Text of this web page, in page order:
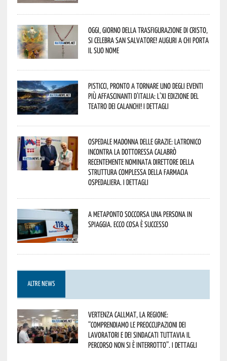
Oggi, giorno della Trasfigurazione di Cristo,
si celebra San Salvatore! Auguri a chi porta
il suo nome
Pisticci, pronto a tornare uno degli eventi
più affascinanti d’Italia: l’XI edizione del
Teatro dei Calanchi! I dettagli
Ospedale Madonna delle Grazie: Latronico
incontra la dottoressa Calabrò
recentemente nominata Direttore della
Struttura Complessa della Farmacia
Ospedaliera. I dettagli
A Metaponto soccorsa una persona in
spiaggia. Ecco cosa è successo
ALTRE NEWS
Vertenza CallMat, la Regione:
“comprendiamo le preoccupazioni dei
lavoratori e dei sindacati tuttavia il
percorso non si è interrotto”. I dettagli